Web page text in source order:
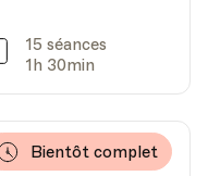
5, Echallens
Séances
15 séances
1h 30min
Bientôt complet